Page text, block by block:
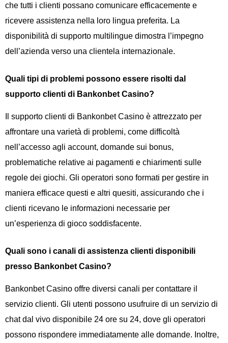
che tutti i clienti possano comunicare efficacemente e
ricevere assistenza nella loro lingua preferita. La
disponibilità di supporto multilingue dimostra l’impegno
dell’azienda verso una clientela internazionale.
Quali tipi di problemi possono essere risolti dal
supporto clienti di Bankonbet Casino?
Il supporto clienti di Bankonbet Casino è attrezzato per
affrontare una varietà di problemi, come difficoltà
nell’accesso agli account, domande sui bonus,
problematiche relative ai pagamenti e chiarimenti sulle
regole dei giochi. Gli operatori sono formati per gestire in
maniera efficace questi e altri quesiti, assicurando che i
clienti ricevano le informazioni necessarie per
un’esperienza di gioco soddisfacente.
Quali sono i canali di assistenza clienti disponibili
presso Bankonbet Casino?
Bankonbet Casino offre diversi canali per contattare il
servizio clienti. Gli utenti possono usufruire di un servizio di
chat dal vivo disponibile 24 ore su 24, dove gli operatori
possono rispondere immediatamente alle domande. Inoltre,